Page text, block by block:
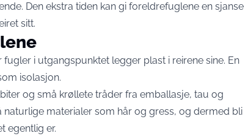
Den ekstra tiden kan gi foreldrefuglene en sjanse
sitt.
i utgangspunktet legger plast i reirene sine. En
isolasjon.
og små krøllete tråder fra emballasje, tau og
naturlige materialer som hår og gress, og dermed bli
egentlig er.